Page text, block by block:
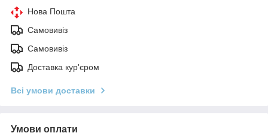
Нова Пошта
Самовивіз
Самовивіз
Доставка кур'єром
Всі умови доставки
Умови оплати